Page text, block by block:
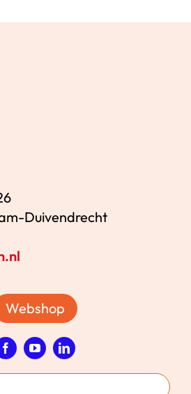
Duivendrecht
Webshop